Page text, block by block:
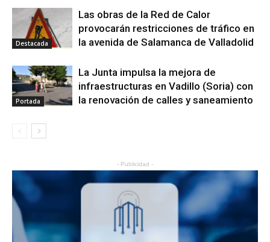
Destacada
Las obras de la Red de Calor
provocarán restricciones de tráfico en
la avenida de Salamanca de Valladolid
Portada
La Junta impulsa la mejora de
infraestructuras en Vadillo (Soria) con
la renovación de calles y saneamiento
- Publicidad -